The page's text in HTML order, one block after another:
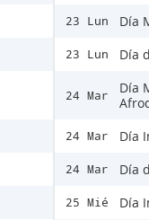
23 Lun Día
23 Lun Día
24 Mar
Día
24 Mar Día
24 Mar Día
25 Mié Día